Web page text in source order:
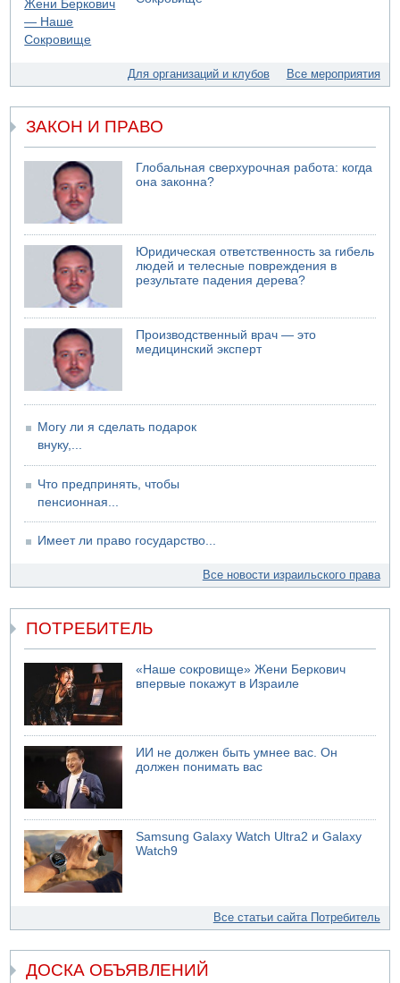
05.08.2026 13:49
На севере Израиля на берег выбросило тело
В России горят новые складыДля организаций и клубов Все мероприятия
ЗАКОН И ПРАВО
Глобальная сверхурочная работа: когда
она законна?
Юридическая ответственность за гибель
людей и телесные повреждения в
результате падения дерева?
Производственный врач — это
медицинский эксперт
Могу ли я сделать подарок
внуку,...
Что предпринять, чтобы
пенсионная...
Имеет ли право государство...
Все новости израильского права
ПОТРЕБИТЕЛЬ
«Наше сокровище» Жени Беркович
впервые покажут в Израиле
ИИ не должен быть умнее вас. Он
должен понимать вас
Samsung Galaxy Watch Ultra2 и Galaxy
Watch9
Все статьи сайта Потребитель
ДОСКА ОБЪЯВЛЕНИЙ